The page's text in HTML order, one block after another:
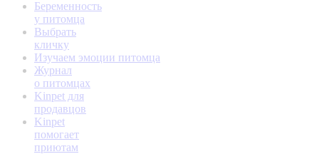
Беременность
у питомца
Выбрать
кличку
Изучаем эмоции питомца
Журнал
о питомцах
Kinpet для
продавцов
Kinpet
помогает
приютам